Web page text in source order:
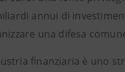
annui di
una difesa
finanziaria è uno